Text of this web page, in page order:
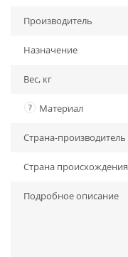
Производитель
Назначение
Вес, кг
? Материал
Страна-производитель
Страна происхождения
Подробное описание